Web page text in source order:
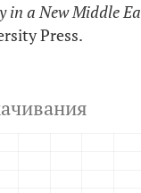
in a New Middle
Press.